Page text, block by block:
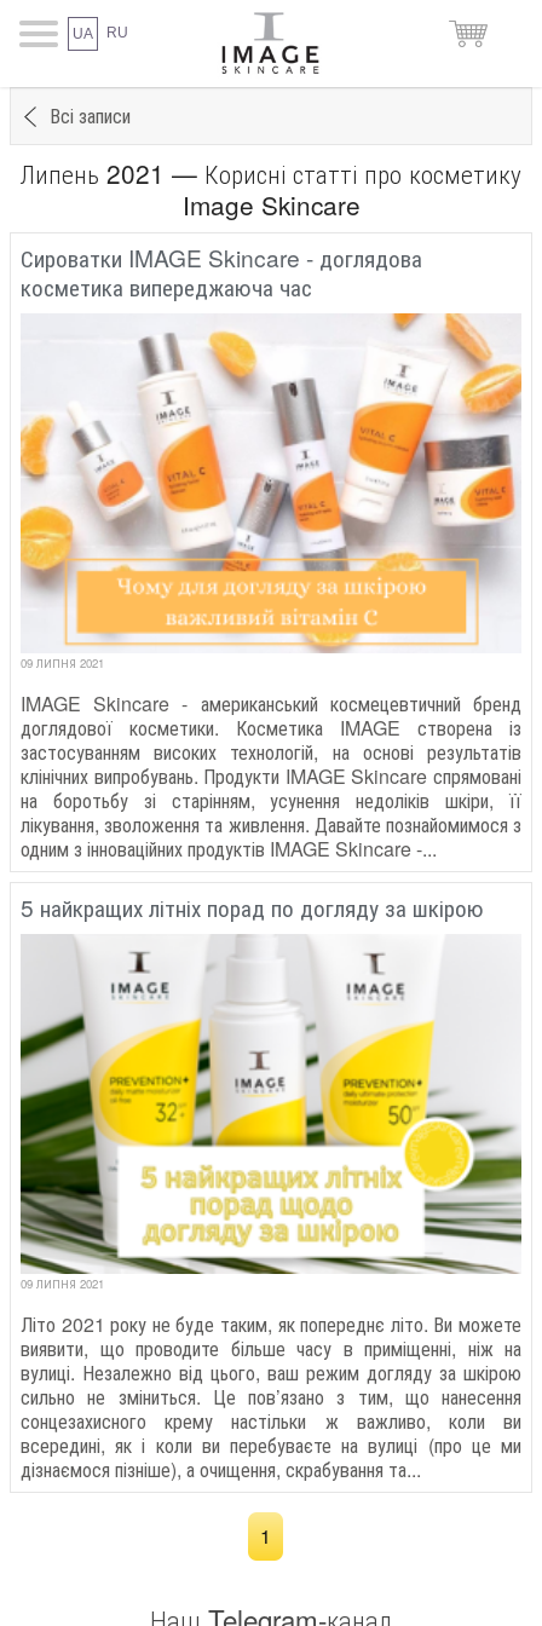
UA RU
Всі записи
Липень 2021 — Корисні статті про косметику
Image Skincare
Сироватки IMAGE Skincare - доглядова
косметика випереджаюча час
09 ЛИПНЯ 2021
IMAGE Skincare - американський космецевтичний бренд
доглядової косметики. Косметика IMAGE створена із
застосуванням високих технологій, на основі результатів
клінічних випробувань. Продукти IMAGE Skincare спрямовані
на боротьбу зі старінням, усунення недоліків шкіри, її
лікування, зволоження та живлення. Давайте познайомимося з
одним з інноваційних продуктів IMAGE Skincare -...
5 найкращих літніх порад по догляду за шкірою
09 ЛИПНЯ 2021
Літо 2021 року не буде таким, як попереднє літо. Ви можете
виявити, що проводите більше часу в приміщенні, ніж на
вулиці. Незалежно від цього, ваш режим догляду за шкірою
сильно не зміниться. Це пов’язано з тим, що нанесення
сонцезахисного крему настільки ж важливо, коли ви
всередині, як і коли ви перебуваєте на вулиці (про це ми
дізнаємося пізніше), а очищення, скрабування та...
1